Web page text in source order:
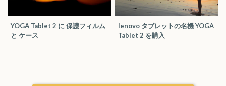
YOGA Tablet 2 に 保護フィルム
と ケース
lenovo タブレットの名機 YOGA
Tablet 2 を購入